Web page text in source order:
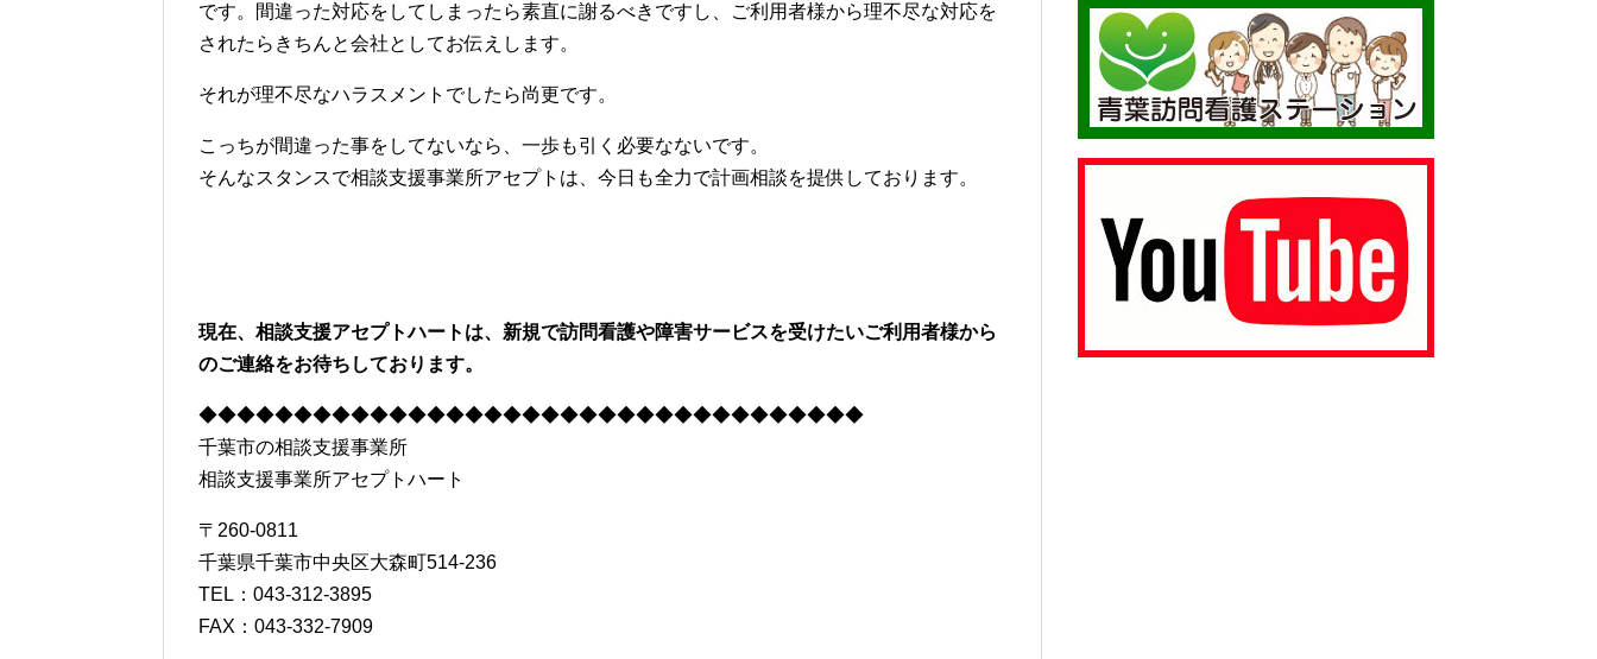
です。間違った対応をしてしまったら素直に謝るべきですし、ご利用者様から理不尽な対応を
されたらきちんと会社としてお伝えします。
それが理不尽なハラスメントでしたら尚更です。
こっちが間違った事をしてないなら、一歩も引く必要なないです。
そんなスタンスで相談支援事業所アセプトは、今日も全力で計画相談を提供しております。
現在、相談支援アセプトハートは、新規で訪問看護や障害サービスを受けたいご利用者様から
のご連絡をお待ちしております。
◆◆◆◆◆◆◆◆◆◆◆◆◆◆◆◆◆◆◆◆◆◆◆◆◆◆◆◆◆◆◆◆◆◆◆
千葉市の相談支援事業所
相談支援事業所アセプトハート
〒260-0811
千葉県千葉市中央区大森町514-236
TEL：043-312-3895
FAX：043-332-7909